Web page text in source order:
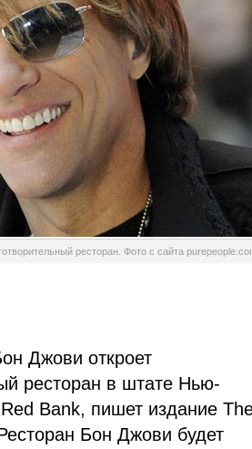
ресторан. Фото с сайта
Джови откроет
ресторан в штате Нью-
Bank, пишет издание
Бон Джови будет